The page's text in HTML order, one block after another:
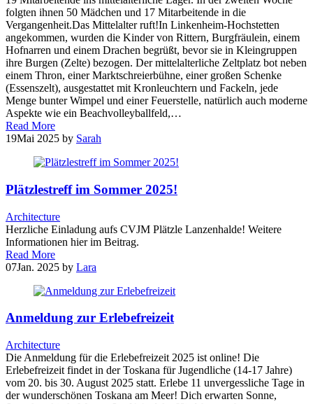
folgten ihnen 50 Mädchen und 17 Mitarbeitende in die
Vergangenheit.Das Mittelalter ruft!In Linkenheim-Hochstetten
angekommen, wurden die Kinder von Rittern, Burgfräulein, einem
Hofnarren und einem Drachen begrüßt, bevor sie in Kleingruppen
ihre Burgen (Zelte) bezogen. Der mittelalterliche Zeltplatz bot neben
einem Thron, einer Marktschreierbühne, einer großen Schenke
(Essenszelt), ausgestattet mit Kronleuchtern und Fackeln, jede
Menge bunter Wimpel und einer Feuerstelle, natürlich auch moderne
Aspekte wie ein Beachvolleyballfeld,…
Read More
19Mai 2025 by Sarah
Plätzlestreff im Sommer 2025!
Architecture
Herzliche Einladung aufs CVJM Plätzle Lanzenhalde! Weitere
Informationen hier im Beitrag.
Read More
07Jan. 2025 by Lara
Anmeldung zur Erlebefreizeit
Architecture
Die Anmeldung für die Erlebefreizeit 2025 ist online! Die
Erlebefreizeit findet in der Toskana für Jugendliche (14-17 Jahre)
vom 20. bis 30. August 2025 statt. Erlebe 11 unvergessliche Tage in
der wunderschönen Toskana am Meer! Dich erwarten Sonne,